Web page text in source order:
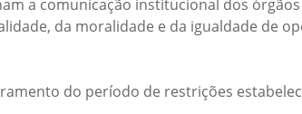
a comunicação institucional dos
da moralidade e da igualdade de
do período de restrições